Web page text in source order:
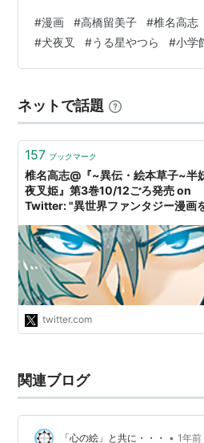
からかなり惰性での視聴になりま
開がね、あまりに・・・で。作品
みたいだし。 それで、面白いと
性があったのかな～～って、正
て、高橋先生もこの作品のアニ
#漫画 #高橋留美子 #椎名高志
#犬夜叉 #うる星やつら #小学
ネットで話題
157 ブックマーク
椎名高志@『~異伝・絵本草子~半
夜叉姫』第3巻10/12ごろ発売 on
Twitter: "異世界ファンタジー漫画
代風ぴっちりぱんつであることに
や好きだけどさ。セクシーだけど
じゃあ技術レベル中世どころか19
以前でもないじゃん・・」ってブ
ー独り言を言う私である。"
twitter.com
関連ブログ
「心の絵」と共に・・・ • 1年前